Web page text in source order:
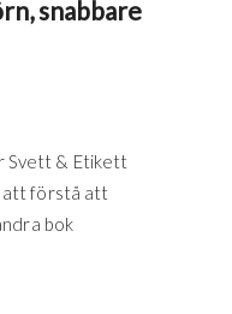
snabbare
Svett & Etikett
att förstå att
bok